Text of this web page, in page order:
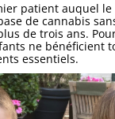
patient auquel le
de cannabis
de trois ans.
ne bénéficient
essentiels.